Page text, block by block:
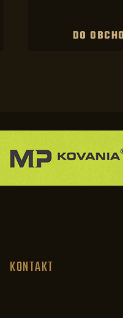
DO
KONTAKT